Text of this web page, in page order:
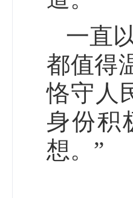
一直
都值得
恪守人
身份积
想。”